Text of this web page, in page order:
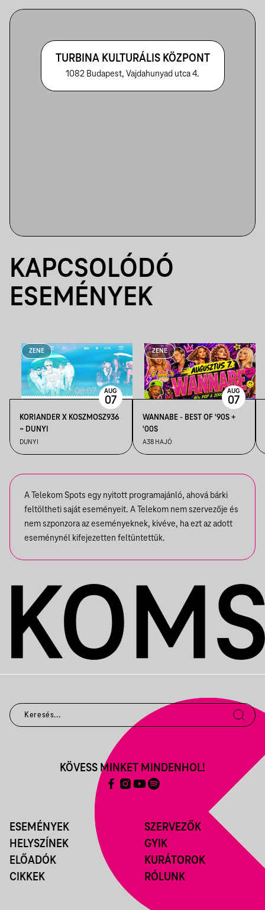
TURBINA KULTURÁLIS KÖZPONT
1082 Budapest, Vajdahunyad utca 4.
KAPCSOLÓDÓ
ESEMÉNYEK
ZENE
KORIANDER X KOSZMOSZ936
~ DUNYI
DUNYI
AUG
07
ZENE
WANNABE - BEST OF '90S +
'00S
A38 HAJÓ
AUG
07
A Telekom Spots egy nyitott programajánló, ahová bárki
feltöltheti saját eseményeit. A Telekom nem szervezője és
nem szponzora az eseményeknek, kivéve, ha ezt az adott
eseménynél kifejezetten feltüntettük.
ESEMÉNYEK
HELYSZÍNEK
ELŐADÓK
CIKKEK
SZERVEZŐK
GYIK
KURÁTOROK
RÓLUNK
KÖVESS MINKET MINDENHOL!